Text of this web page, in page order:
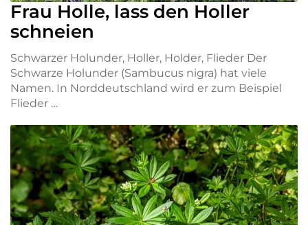
Frau Holle, lass den Holler
schneien
Schwarzer Holunder, Holler, Holder, Flieder Der
Schwarze Holunder (Sambucus nigra) hat viele
Namen. In Norddeutschland wird er zum Beispiel
Flieder …